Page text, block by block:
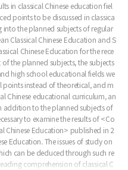
in classical Chinese education fiel
points to be discussed in classica
the planned subjects of regular
Classical Chinese Education and S
Chinese Education for the rece
of the planned subjects, the subjects
high school educational fields we
instead of theoretical, and m
Chinese educational curriculum, an
addition to the planned subjects of
to examine the results of <Co
Chinese Education> published in 2
Education. The issues of study on
can be deduced through such re
comprehension of classical C